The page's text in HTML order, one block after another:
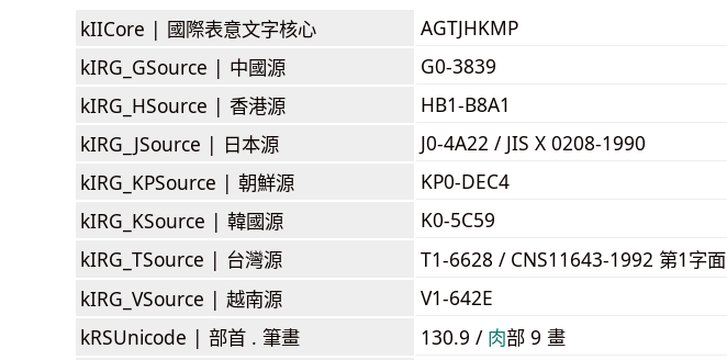
kIICore | 國際表意文字核心
AGTJHKMP
kIRG_GSource | 中國源
G0-3839
kIRG_HSource | 香港源
HB1-B8A1
kIRG_JSource | 日本源
J0-4A22 / JIS X 0208-1990
kIRG_KPSource | 朝鮮源
KP0-DEC4
kIRG_KSource | 韓國源
K0-5C59
kIRG_TSource | 台灣源
T1-6628 / CNS11643-1992 第1字面
kIRG_VSource | 越南源
V1-642E
kRSUnicode | 部首 . 筆畫 130.9 / ⾁部 9 畫